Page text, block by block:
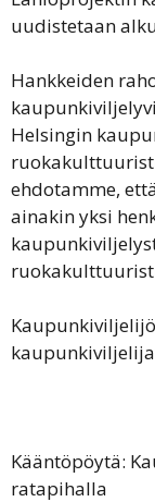
uudistetaan
Hankkeiden
Helsingin
ehdotamme,
ainakin yksi
Kääntöpöytä:
ratapihalla